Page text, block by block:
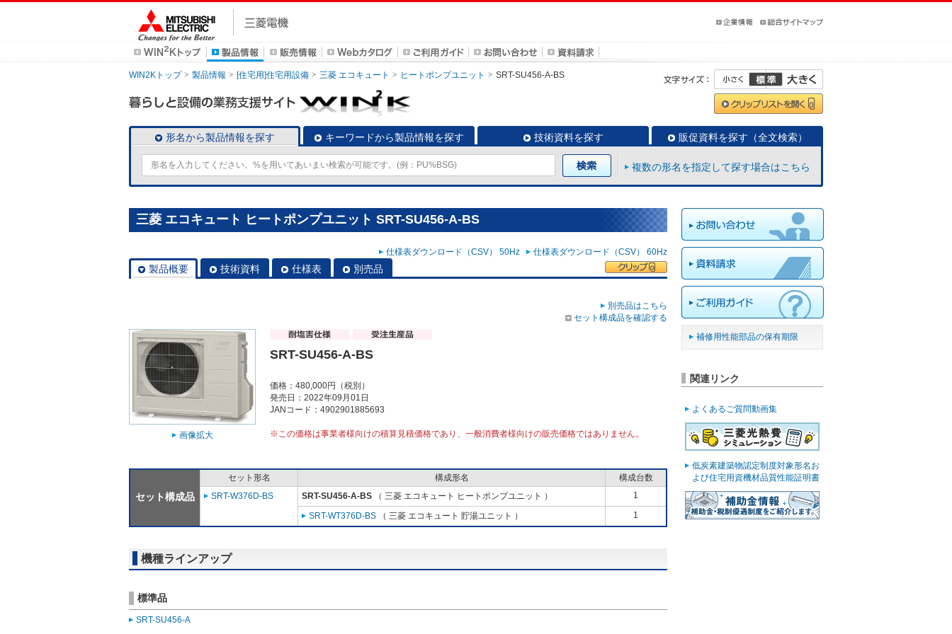
WIN2Kトップ 製品情報 [住宅用]住宅用設備 三菱 エコキュート ヒートポンプユニット SRT-SU456-A-BS
形名から製品情報を探す キーワードから製品情報を探す 技術資料を探す 販促資料を探す（全文検索）
複数の形名を指定して探す場合はこちら
三菱 エコキュート ヒートポンプユニット SRT-SU456-A-BS
仕様表ダウンロード（CSV） 50Hz 仕様表ダウンロード（CSV） 60Hz
製品概要 技術資料 仕様表 別売品
別売品はこちら
セット構成品を確認する
画像拡大
SRT-SU456-A-BS
価格：480,000円（税別）
発売日：2022年09月01日
JANコード：4902901885693
※この価格は事業者様向けの積算見積価格であり、一般消費者様向けの販売価格ではありません。
セット構成品
セット形名 構成形名
構成台数
SRT-W376D-BS
SRT-SU456-A-BS （ 三菱 エコキュート ヒートポンプユニット ） 1
SRT-WT376D-BS （ 三菱 エコキュート 貯湯ユニット ） 1
機種ラインアップ
標準品
SRT-SU456-A
補修用性能部品の保有期限
関連リンク
よくあるご質問動画集
低炭素建築物認定制度対象形名お
よび住宅用資機材品質性能証明書